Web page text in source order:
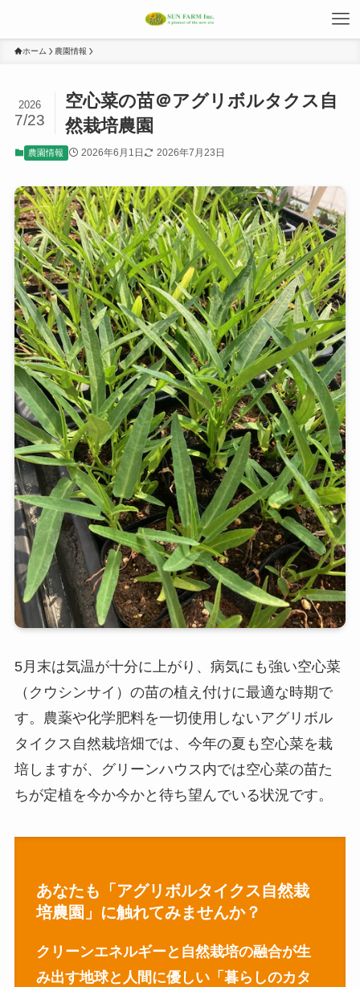
ホーム 農園情報
空心菜の苗＠アグリボルタクス自
然栽培農園
2026
7/23
農園情報 2026年6月1日 2026年7月23日
5月末は気温が十分に上がり、病気にも強い空心菜
（クウシンサイ）の苗の植え付けに最適な時期で
す。農薬や化学肥料を一切使用しないアグリボル
タイクス自然栽培畑では、今年の夏も空心菜を栽
培しますが、グリーンハウス内では空心菜の苗た
ちが定植を今か今かと待ち望んでいる状況です。
あなたも「アグリボルタイクス自然栽
培農園」に触れてみませんか？
クリーンエネルギーと自然栽培の融合が生
み出す地球と人間に優しい「暮らしのカタ